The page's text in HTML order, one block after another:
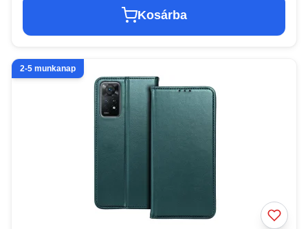
Kosárba
2-5 munkanap